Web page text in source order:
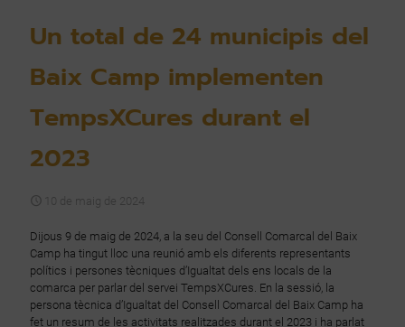
Un total de 24 municipis del
Baix Camp implementen
TempsXCures durant el
2023
10 de maig de 2024
Dijous 9 de maig de 2024, a la seu del Consell Comarcal del Baix
Camp ha tingut lloc una reunió amb els diferents representants
polítics i persones tècniques d’Igualtat dels ens locals de la
comarca per parlar del servei TempsXCures. En la sessió, la
persona tècnica d’Igualtat del Consell Comarcal del Baix Camp ha
fet un resum de les activitats realitzades durant el 2023 i ha parlat